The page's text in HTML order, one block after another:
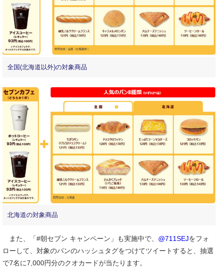
全国(北海道以外)の対象商品
北海道の対象商品
また、「#朝セブン キャンペーン」も実施中で、 @711SEJをフォ
ローして、対象のパンのハッシュタグをつけてツイートすると、抽選
で7名に7,000円分のクオカードが当たります。